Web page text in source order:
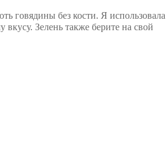
говядины без кости. Я использовала
Зелень также берите на свой